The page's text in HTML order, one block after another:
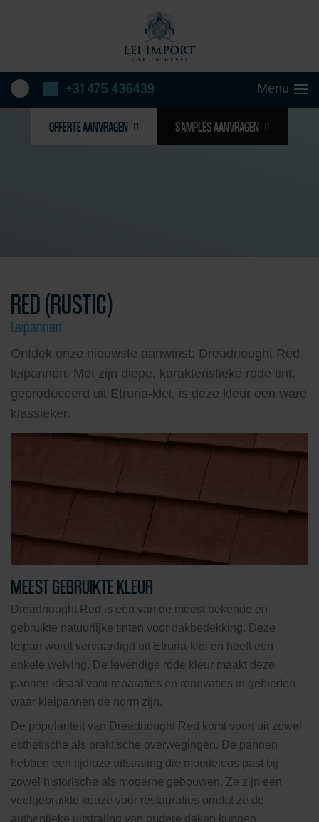
+31 475 436439
OFFERTE AANVRAGEN SAMPLES AANVRAGEN
RED (RUSTIC)
Leipannen
Ontdek onze nieuwste aanwinst: Dreadnought Red
leipannen. Met zijn diepe, karakteristieke rode tint,
geproduceerd uit Etruria-klei, is deze kleur een ware
klassieker.
MEEST GEBRUIKTE KLEUR
Dreadnought Red is een van de meest bekende en
gebruikte natuurlijke tinten voor dakbedekking. Deze
leipan wordt vervaardigd uit Etruria-klei en heeft een
enkele welving. De levendige rode kleur maakt deze
pannen ideaal voor reparaties en renovaties in gebieden
waar kleipannen de norm zijn.
De populariteit van Dreadnought Red komt voort uit zowel
esthetische als praktische overwegingen. De pannen
hebben een tijdloze uitstraling die moeiteloos past bij
zowel historische als moderne gebouwen. Ze zijn een
veelgebruikte keuze voor restauraties omdat ze de
authentieke uitstraling van oudere daken kunnen